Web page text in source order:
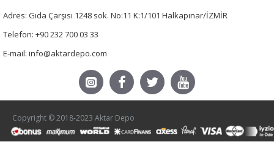
Adres: Gıda Çarşısı 1248 sok. No:11 K:1/101 Halkapınar/İZMİR
Telefon: +90 232 700 03 33
E-mail: info@aktardepo.com
Copyright © 2018-2023 Aktar Depo